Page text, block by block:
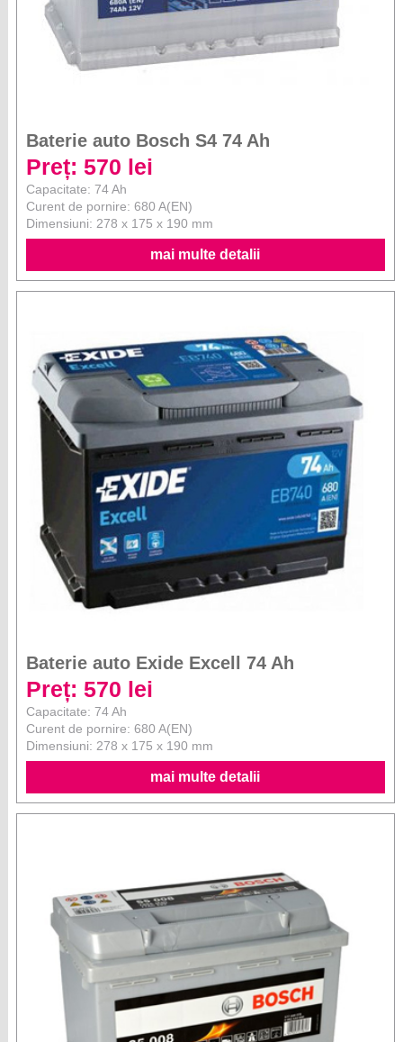
Baterie auto Bosch S4 74 Ah
Preț: 570 lei
Capacitate: 74 Ah
Curent de pornire: 680 A(EN)
Dimensiuni: 278 x 175 x 190 mm
mai multe detalii
Baterie auto Exide Excell 74 Ah
Preț: 570 lei
Capacitate: 74 Ah
Curent de pornire: 680 A(EN)
Dimensiuni: 278 x 175 x 190 mm
mai multe detalii